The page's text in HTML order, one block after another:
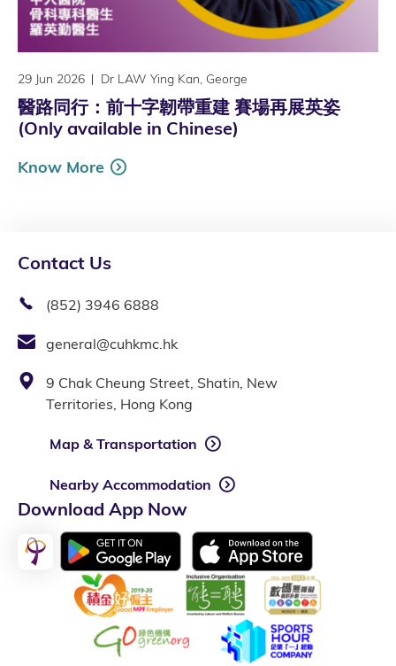
29 Jun 2026 Dr LAW Ying Kan, George
醫路同行：前十字韌帶重建 賽場再展英姿
(Only available in Chinese)
Know More
Contact Us
(852) 3946 6888
general@cuhkmc.hk
9 Chak Cheung Street, Shatin, New
Territories, Hong Kong
Map & Transportation
Nearby Accommodation
Download App Now